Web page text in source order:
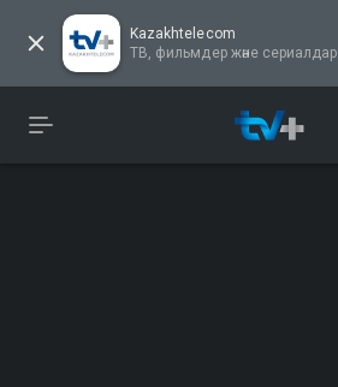
Kazakhtelecom
ТВ, фильмдер және сериалдар